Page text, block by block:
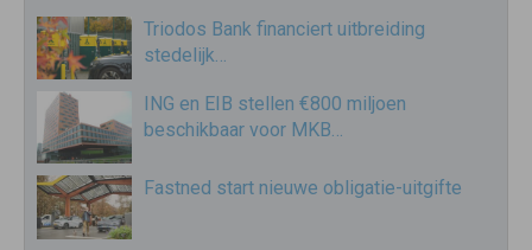
Triodos Bank financiert uitbreiding
stedelijk…
ING en EIB stellen €800 miljoen
beschikbaar voor MKB…
Fastned start nieuwe obligatie-uitgifte